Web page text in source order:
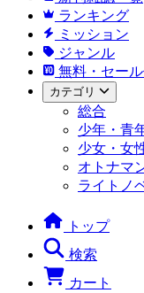
ランキング
ミッション
ジャンル
無料・セー
カテゴリ
総合
少年・青
少女・女
オトナマ
ライトノ
トップ
検索
カート